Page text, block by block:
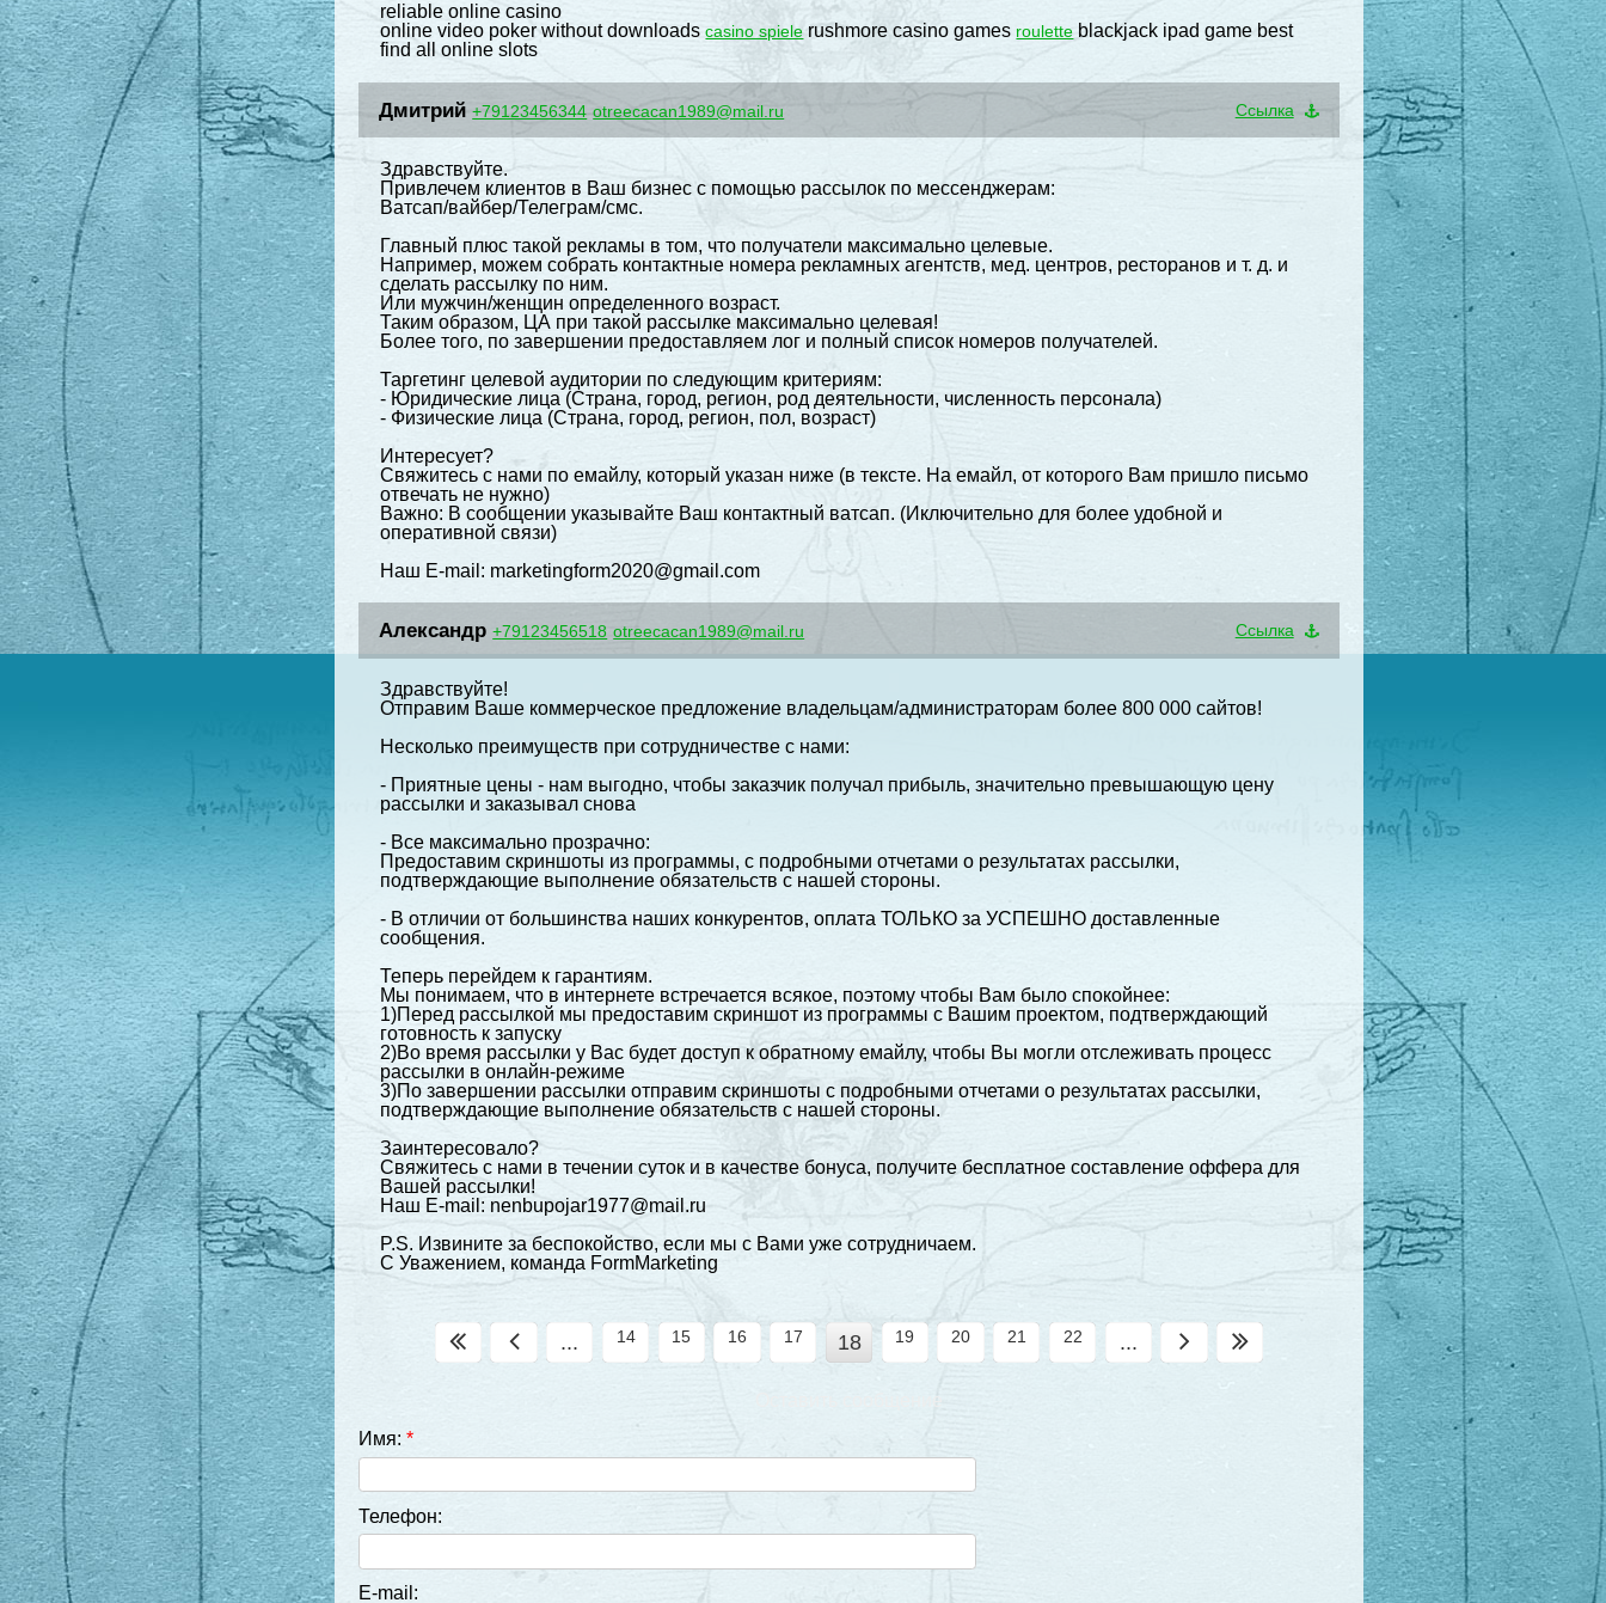
reliable online casino
online video poker without downloadscasino spiele rushmore casino games roulette blackjack ipad game best
find all online slots
Дмитрий +79123456344 otreecacan1989@mail.ru Cсылка
Здравствуйте.
Привлечем клиентов в Ваш бизнес с помощью рассылок по мессенджерам:
Ватсап/вайбер/Телеграм/смс.
Главный плюс такой рекламы в том, что получатели максимально целевые.
Например, можем собрать контактные номера рекламных агентств, мед. центров, ресторанов и т. д. и
сделать рассылку по ним.
Или мужчин/женщин определенного возраст.
Таким образом, ЦА при такой рассылке максимально целевая!
Более того, по завершении предоставляем лог и полный список номеров получателей.
Таргетинг целевой аудитории по следующим критериям:
- Юридические лица (Страна, город, регион, род деятельности, численность персонала)
- Физические лица (Страна, город, регион, пол, возраст)
Интересует?
Свяжитесь с нами по емайлу, который указан ниже (в тексте. На емайл, от которого Вам пришло письмо
отвечать не нужно)
Важно: В сообщении указывайте Ваш контактный ватсап. (Иключительно для более удобной и
оперативной связи)
Наш E-mail: marketingform2020@gmail.com
Александр +79123456518 otreecacan1989@mail.ru Cсылка
Здравствуйте!
Отправим Ваше коммерческое предложение владельцам/администраторам более 800 000 сайтов!
Несколько преимуществ при сотрудничестве с нами:
- Приятные цены - нам выгодно, чтобы заказчик получал прибыль, значительно превышающую цену
рассылки и заказывал снова
- Все максимально прозрачно:
Предоставим скриншоты из программы, с подробными отчетами о результатах рассылки,
подтверждающие выполнение обязательств с нашей стороны.
- В отличии от большинства наших конкурентов, оплата ТОЛЬКО за УСПЕШНО доставленные
сообщения.
Теперь перейдем к гарантиям.
Мы понимаем, что в интернете встречается всякое, поэтому чтобы Вам было спокойнее:
1)Перед рассылкой мы предоставим скриншот из программы с Вашим проектом, подтверждающий
готовность к запуску
2)Во время рассылки у Вас будет доступ к обратному емайлу, чтобы Вы могли отслеживать процесс
рассылки в онлайн-режиме
3)По завершении рассылки отправим скриншоты с подробными отчетами о результатах рассылки,
подтверждающие выполнение обязательств с нашей стороны.
Заинтересовало?
Свяжитесь с нами в течении суток и в качестве бонуса, получите бесплатное составление оффера для
Вашей рассылки!
Наш E-mail: nenbupojar1977@mail.ru
P.S. Извините за беспокойство, если мы с Вами уже сотрудничаем.
С Уважением, команда FormMarketing
... 14 15 16 17 18 19 20 21 22 ...
Оставить сообщение
Имя: *
Телефон:
E-mail: